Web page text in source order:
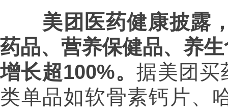
美团医药健康披露
药品、营养保健品、养
增长超100%。据美团买
类单品如软骨素钙片、